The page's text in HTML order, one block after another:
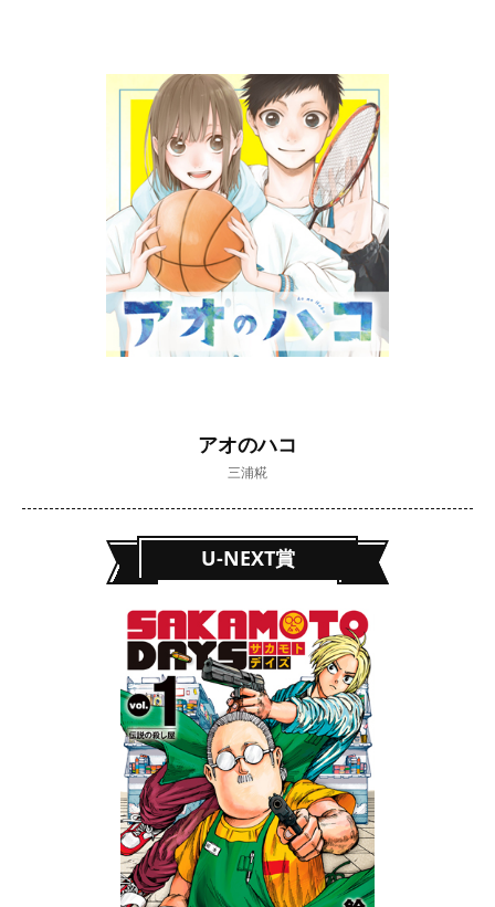
アオのハコ
三浦糀
U-NEXT賞